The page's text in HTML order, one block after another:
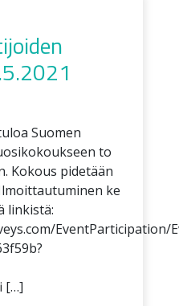
Suomen
to
Kokous pidetään
ke
linkistä:
EventParticipation/
[…]